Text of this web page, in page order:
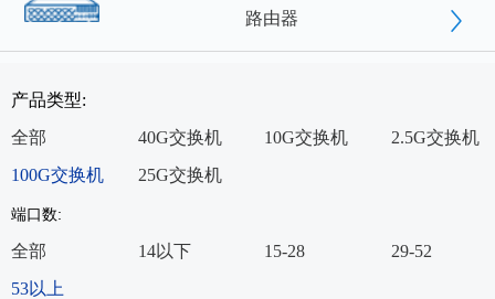
路由器
产品类型:
全部
40G交换机 10G交换机
2.5G交换机
100G交换机
25G交换机
端口数:
全部 14以下 15-28
29-52
53以上